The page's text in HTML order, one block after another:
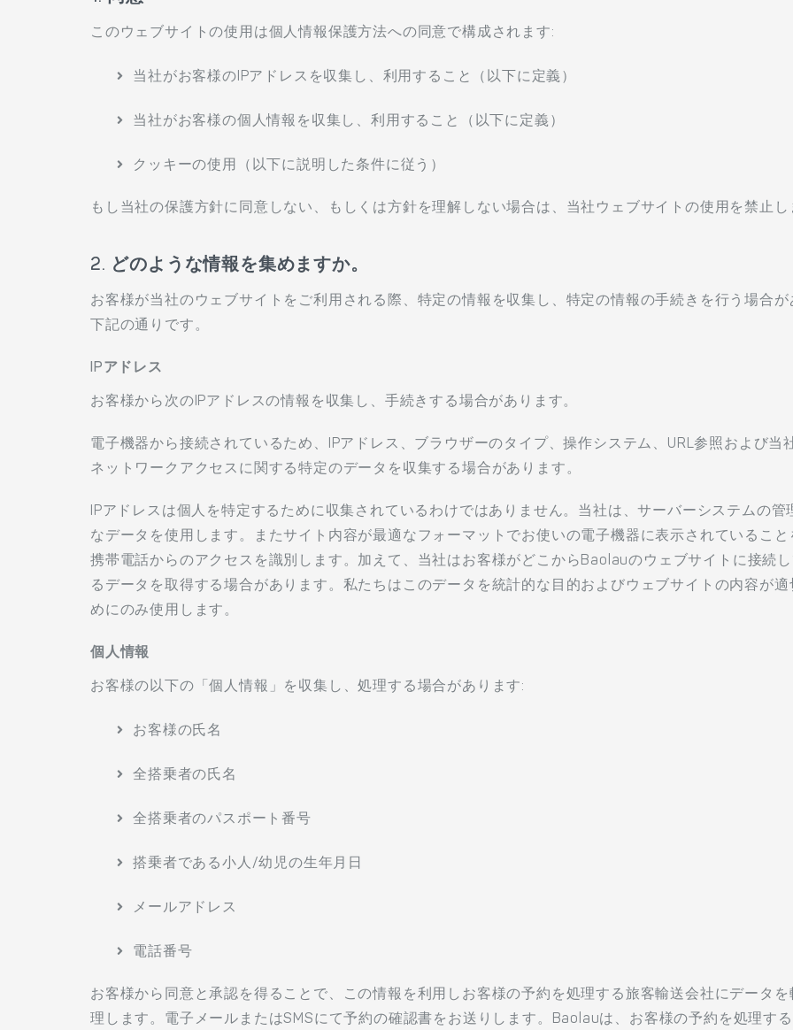
このウェブサイトの使用は個人情報保護方法への同意で構成されます:
当社がお客様のIPアドレスを収集し、利用すること（以下に定義）
当社がお客様の個人情報を収集し、利用すること（以下に定義）
クッキーの使用（以下に説明した条件に従う）
もし当社の保護方針に同意しない、もしくは方針を理解しない場合は、当社ウェブサイトの使用を禁止し
2. どのような情報を集めますか。
お客様が当社のウェブサイトをご利用される際、特定の情報を収集し、特定の情報の手続きを行う場合
下記の通りです。
IPアドレス
お客様から次のIPアドレスの情報を収集し、手続きする場合があります。
電子機器から接続されているため、IPアドレス、ブラウザーのタイプ、操作システム、URL参照および
ネットワークアクセスに関する特定のデータを収集する場合があります。
IPアドレスは個人を特定するために収集されているわけではありません。当社は、サーバーシステムの
なデータを使用します。またサイト内容が最適なフォーマットでお使いの電子機器に表示されているこ
携帯電話からのアクセスを識別します。加えて、当社はお客様がどこからBaolauのウェブサイトに接続
るデータを取得する場合があります。私たちはこのデータを統計的な目的およびウェブサイトの内容が
めにのみ使用します。
個人情報
お客様の以下の「個人情報」を収集し、処理する場合があります:
お客様の氏名
全搭乗者の氏名
全搭乗者のパスポート番号
搭乗者である小人/幼児の生年月日
メールアドレス
電話番号
お客様から同意と承認を得ることで、この情報を利用しお客様の予約を処理する旅客輸送会社にデータ
理します。電子メールまたはSMSにて予約の確認書をお送りします。Baolauは、お客様の予約を処理す